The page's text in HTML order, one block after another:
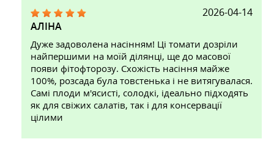
2026-04-14
АЛІНА
Дуже задоволена насінням! Ці томати дозріли
найпершими на моїй ділянці, ще до масової
появи фітофторозу. Схожість насіння майже
100%, розсада була товстенька і не витягувалася.
Самі плоди м'ясисті, солодкі, ідеально підходять
як для свіжих салатів, так і для консервації
цілими